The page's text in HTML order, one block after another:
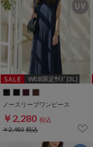
WEB限定ｻｲｽﾞ[3L]
ノースリーブワンピース
￥2,280 税込
￥2,480税込